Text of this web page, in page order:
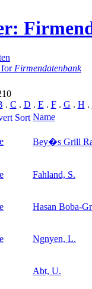
for Firmendatenbank
. C . D . E . F. G . H .
Name
Bey�s Grill
Fahland, S.
Hasan Boba-
Ngnyen, L.
Abt, U.